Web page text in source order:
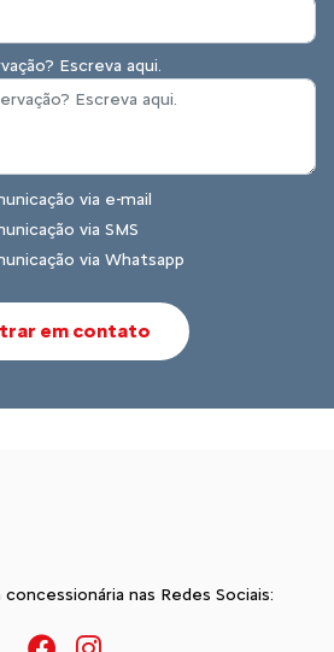
Escreva aqui.
via e-mail
via SMS
via Whatsapp
em contato
nas Redes Sociais: